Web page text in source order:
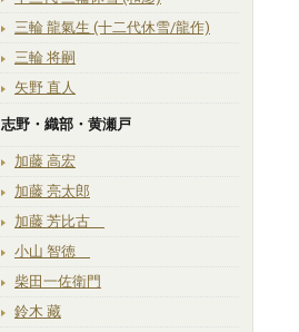
三輪 龍氣生 (十二代休雪/龍作)
三輪 将嗣
矢野 直人
志野・織部・黄瀬戸
加藤 高宏
加藤 亮太郎
加藤 芳比古
小山 智徳
柴田一佐衛門
鈴木 藏